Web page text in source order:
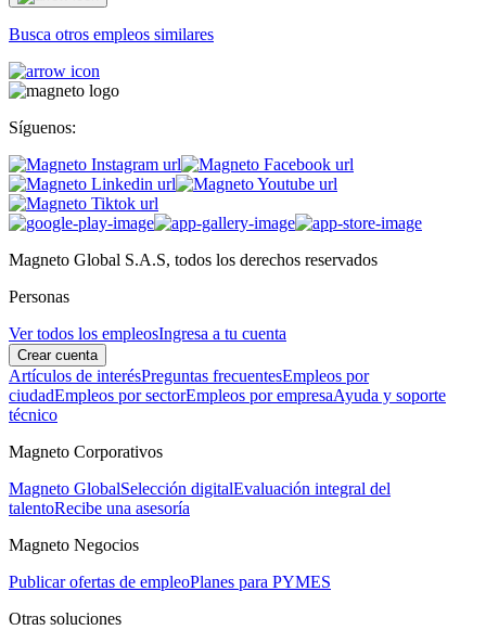
Busca otros empleos similares
Síguenos:
Magneto Global S.A.S, todos los derechos reservados
Personas
Ver todos los empleosIngresa a tu cuenta
Crear cuenta
Artículos de interésPreguntas frecuentesEmpleos por
ciudadEmpleos por sectorEmpleos por empresaAyuda y soporte
técnico
Magneto Corporativos
Magneto GlobalSelección digitalEvaluación integral del
talentoRecibe una asesoría
Magneto Negocios
Publicar ofertas de empleoPlanes para PYMES
Otras soluciones